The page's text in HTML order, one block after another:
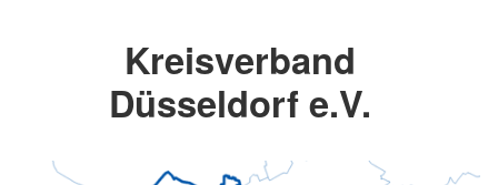
Kreisverband
Düsseldorf e.V.